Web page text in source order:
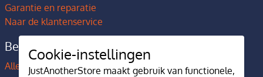
Garantie en reparatie
Naar de klantenservice
Bedrijfsgegevens
Alles over JustAnotherStore
Cookie-instellingen
JustAnotherStore maakt gebruik van functionele,